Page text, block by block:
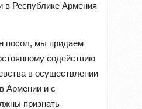
в Республике Армения
посол, мы придаем
содействию
в осуществлении
Армении и с
признать